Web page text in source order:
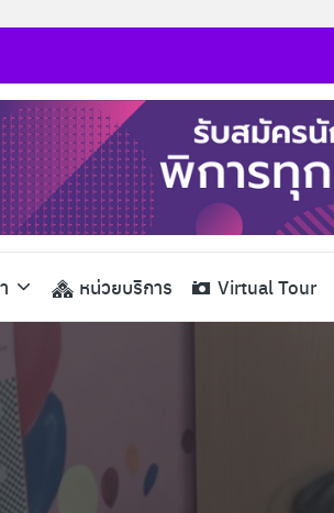
หน่วยบริการ Virtual Tour